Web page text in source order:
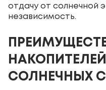
отдачу от солнечной
независимость.
СОЛНЕЧНЫХ